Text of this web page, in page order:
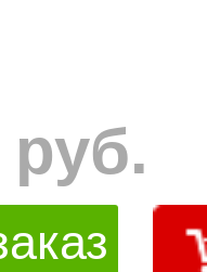
руб.